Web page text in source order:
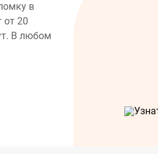
в
от 20
В любом